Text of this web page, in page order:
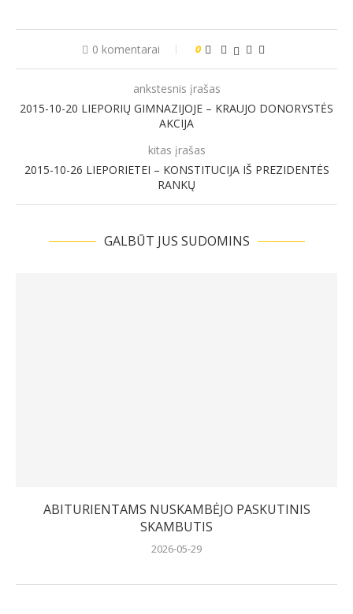
0 komentarai 0
ankstesnis įrašas
2015-10-20 LIEPORIŲ GIMNAZIJOJE – KRAUJO DONORYSTĖS
AKCIJA
kitas įrašas
2015-10-26 LIEPORIETEI – KONSTITUCIJA IŠ PREZIDENTĖS
RANKŲ
GALBŪT JUS SUDOMINS
ABITURIENTAMS NUSKAMBĖJO PASKUTINIS
SKAMBUTIS
2026-05-29